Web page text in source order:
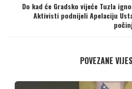
Do kad će Gradsko vijeće Tuzla
Aktivisti podnijeli Apelaciju
POVEZANE